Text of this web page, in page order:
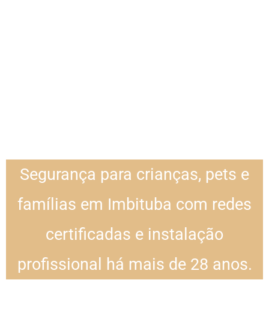
Segurança para crianças, pets e
famílias em Imbituba com redes
certificadas e instalação
profissional há mais de 28 anos.